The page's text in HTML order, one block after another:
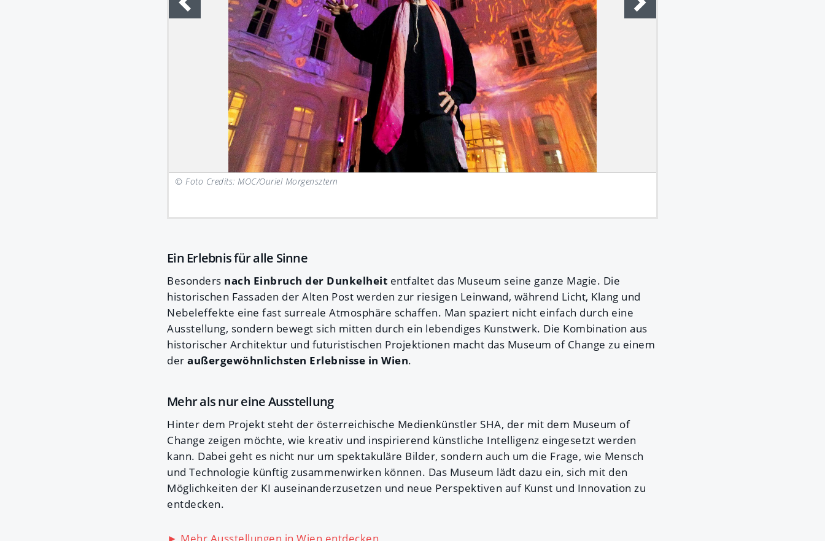
© Foto Credits: MOC/Ouriel Morgensztern
Ein Erlebnis für alle Sinne
Besonders nach Einbruch der Dunkelheit entfaltet das Museum seine ganze Magie. Die
historischen Fassaden der Alten Post werden zur riesigen Leinwand, während Licht, Klang und
Nebeleffekte eine fast surreale Atmosphäre schaffen. Man spaziert nicht einfach durch eine
Ausstellung, sondern bewegt sich mitten durch ein lebendiges Kunstwerk. Die Kombination aus
historischer Architektur und futuristischen Projektionen macht das Museum of Change zu einem
der außergewöhnlichsten Erlebnisse in Wien.
Mehr als nur eine Ausstellung
Hinter dem Projekt steht der österreichische Medienkünstler SHA, der mit dem Museum of
Change zeigen möchte, wie kreativ und inspirierend künstliche Intelligenz eingesetzt werden
kann. Dabei geht es nicht nur um spektakuläre Bilder, sondern auch um die Frage, wie Mensch
und Technologie künftig zusammenwirken können. Das Museum lädt dazu ein, sich mit den
Möglichkeiten der KI auseinanderzusetzen und neue Perspektiven auf Kunst und Innovation zu
entdecken.